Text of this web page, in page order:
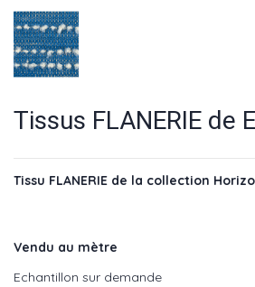
Tissus FLANERIE de
Tissu FLANERIE de la collection
Vendu au mètre
Echantillon sur demande